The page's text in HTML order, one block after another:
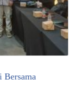
Bersama